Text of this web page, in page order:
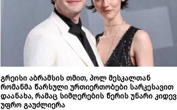
გრეისი აბრამსის თმით, პოლ მესკალთან
რომანმა წარსული ურთიერთობები სარკესავით
დაანახა, რამაც სიმღერების წერის უნარი კიდევ
უფრო გაუძლიერა